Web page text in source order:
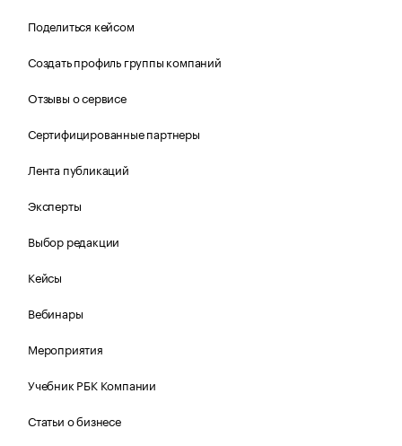
Поделиться кейсом
Создать профиль группы компаний
Отзывы о сервисе
Сертифицированные партнеры
Лента публикаций
Эксперты
Выбор редакции
Кейсы
Вебинары
Мероприятия
Учебник РБК Компании
Статьи о бизнесе